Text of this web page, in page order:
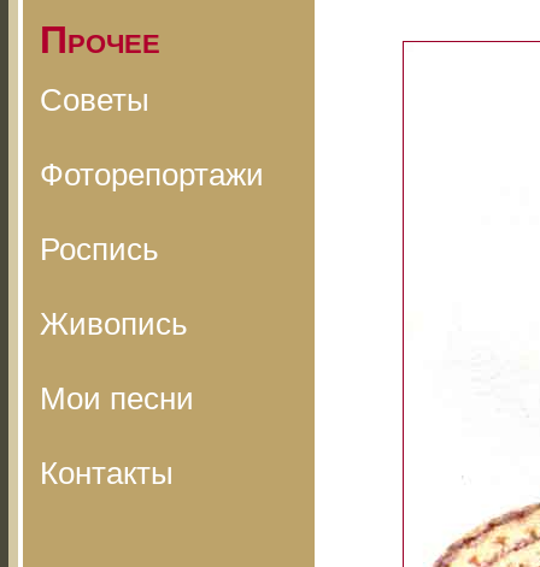
Прочее
Советы
Фоторепортажи
Роспись
Живопись
Мои песни
Контакты